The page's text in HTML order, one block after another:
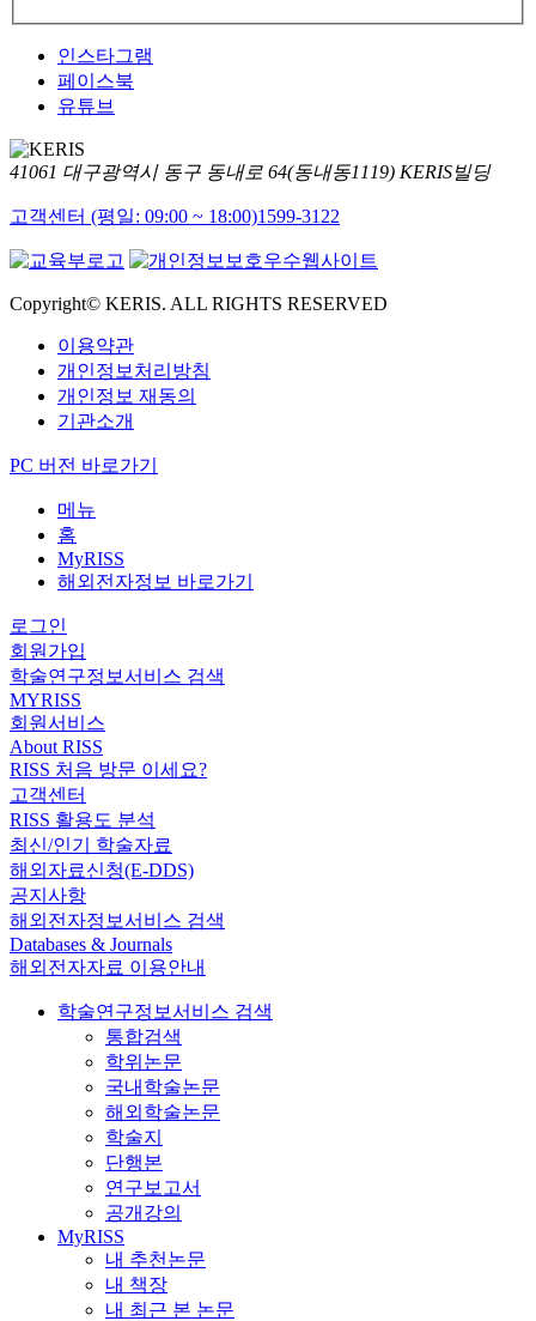
인스타그램
페이스북
유튜브
41061 대구광역시 동구 동내로 64(동내동1119) KERIS빌딩
고객센터 (평일: 09:00 ~ 18:00)1599-3122
Copyright© KERIS. ALL RIGHTS RESERVED
이용약관
개인정보처리방침
개인정보 재동의
기관소개
PC 버전 바로가기
메뉴
홈
MyRISS
해외전자정보 바로가기
로그인
회원가입
학술연구정보서비스 검색
MYRISS
회원서비스
About RISS
RISS 처음 방문 이세요?
고객센터
RISS 활용도 분석
최신/인기 학술자료
해외자료신청(E-DDS)
공지사항
해외전자정보서비스 검색
Databases & Journals
해외전자자료 이용안내
학술연구정보서비스 검색
통합검색
학위논문
국내학술논문
해외학술논문
학술지
단행본
연구보고서
공개강의
MyRISS
내 추천논문
내 책장
내 최근 본 논문